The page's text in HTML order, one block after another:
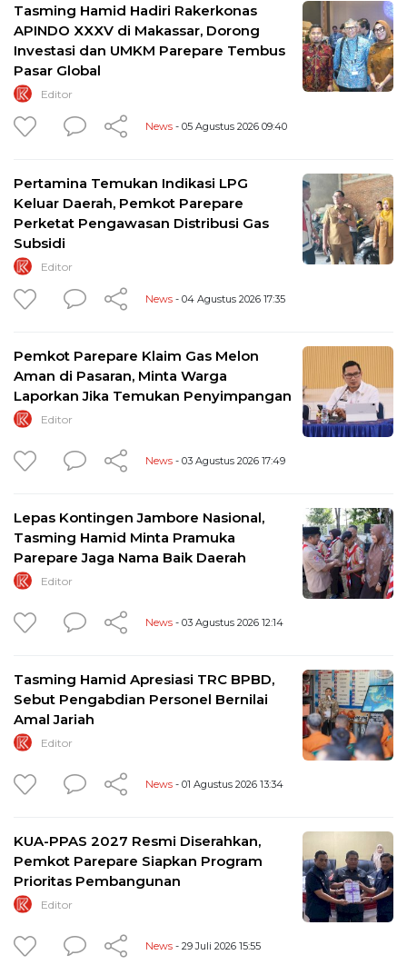
Tasming Hamid Hadiri Rakerkonas
APINDO XXXV di Makassar, Dorong
Investasi dan UMKM Parepare Tembus
Pasar Global
Editor
News - 05 Agustus 2026 09:40
Pertamina Temukan Indikasi LPG
Keluar Daerah, Pemkot Parepare
Perketat Pengawasan Distribusi Gas
Subsidi
Editor
News - 04 Agustus 2026 17:35
Pemkot Parepare Klaim Gas Melon
Aman di Pasaran, Minta Warga
Laporkan Jika Temukan Penyimpangan
Editor
News - 03 Agustus 2026 17:49
Lepas Kontingen Jambore Nasional,
Tasming Hamid Minta Pramuka
Parepare Jaga Nama Baik Daerah
Editor
News - 03 Agustus 2026 12:14
Tasming Hamid Apresiasi TRC BPBD,
Sebut Pengabdian Personel Bernilai
Amal Jariah
Editor
News - 01 Agustus 2026 13:34
KUA-PPAS 2027 Resmi Diserahkan,
Pemkot Parepare Siapkan Program
Prioritas Pembangunan
Editor
News - 29 Juli 2026 15:55